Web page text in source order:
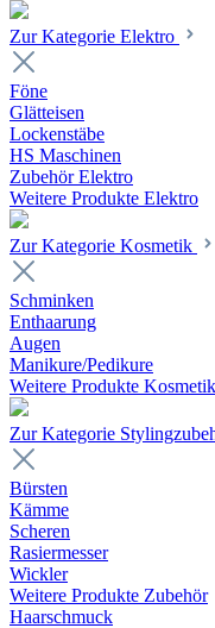
Zur Kategorie Elektro
Föne
Glätteisen
Lockenstäbe
HS Maschinen
Zubehör Elektro
Weitere Produkte Elektro
Zur Kategorie Kosmetik
Schminken
Enthaarung
Augen
Manikure/Pedikure
Weitere Produkte Kosmetik
Zur Kategorie
Bürsten
Kämme
Scheren
Rasiermesser
Wickler
Weitere Produkte Zubehör
Haarschmuck